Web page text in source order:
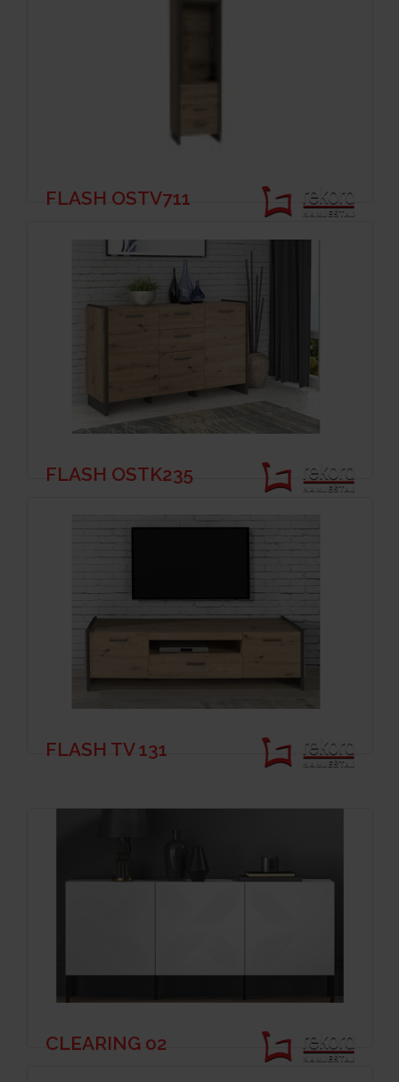
FLASH OSTV711
FLASH OSTK235
FLASH TV 131
CLEARING 02